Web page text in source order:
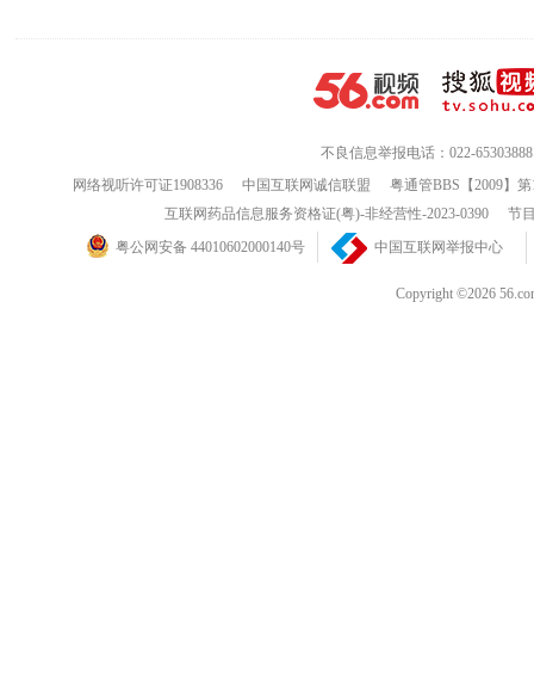
不良信息举报电话：022-65303888
网络视听许可证1908336
中国互联网诚信联盟
粤通管BBS【2009】
互联网药品信息服务资格证(粤)-非经营性-2023-0390
节
粤公网安备 44010602000140号
中国互联网举报中心
Copyright ©2026